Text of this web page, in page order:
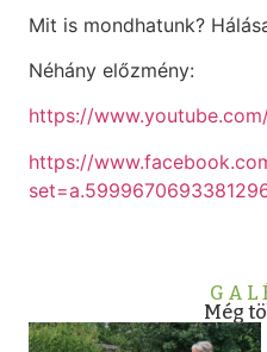
Mit is mondhatunk?
Néhány előzmény:
https://
https://
Még